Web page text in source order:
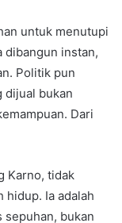
untuk menutupi
dibangun instan,
Politik pun
dijual bukan
Dari
Karno, tidak
hidup. Ia adalah
bukan